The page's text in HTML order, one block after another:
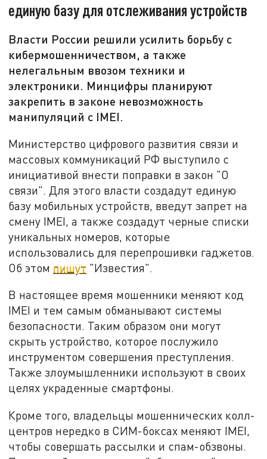
единую базу для отслеживания устройств
Власти России решили усилить борьбу с
кибермошенничеством, а также
нелегальным ввозом техники и
электроники. Минцифры планируют
закрепить в законе невозможность
манипуляций с IMEI.
Министерство цифрового развития связи и
массовых коммуникаций РФ выступило с
инициативой внести поправки в закон "О
связи". Для этого власти создадут единую
базу мобильных устройств, введут запрет на
смену IMEI, а также создадут черные списки
уникальных номеров, которые
использовались для перепрошивки гаджетов.
Об этом пишут "Известия".
В настоящее время мошенники меняют код
IMEI и тем самым обманывают системы
безопасности. Таким образом они могут
скрыть устройство, которое послужило
инструментом совершения преступления.
Также злоумышленники используют в своих
целях украденные смартфоны.
Кроме того, владельцы мошеннических колл-
центров нередко в СИМ-боксах меняют IMEI,
чтобы совершать рассылки и спам-обзвоны.